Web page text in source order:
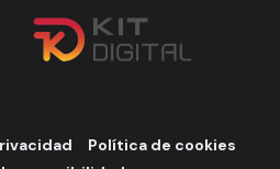
Política de cookies